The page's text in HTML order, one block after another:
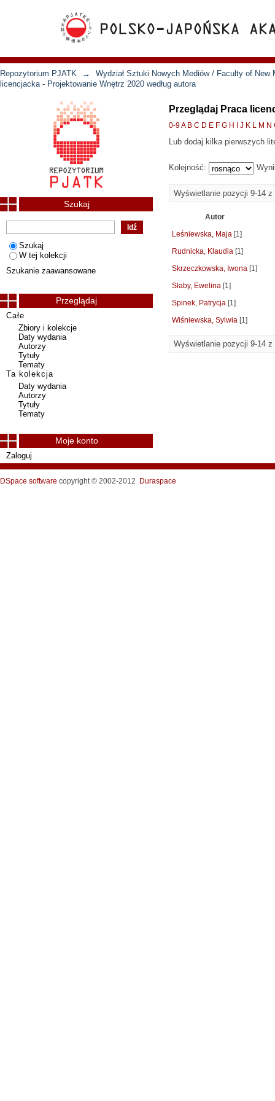
Repozytorium PJATK →
Wydział Sztuki Nowych Mediów / Faculty of New
licencjacka - Projektowanie Wnętrz 2020 według autora
Przeglądaj Praca
0-9A B C D E F G H J K L M N
Lub dodaj kilka pierwszych
Kolejność:
Wyświetlanie pozycji 9-14 z
Autor
Leśniewska, Maja [1]
Rudnicka, Klaudia [1]
Skrzeczkowska, Iwona [1]
Słaby, Ewelina [1]
Spinek, Patrycja [1]
Wiśniewska, Sylwia [1]
Wyświetlanie pozycji 9-14 z
Szukaj
Szukaj
W tej kolekcji
Szukanie zaawansowane
Przeglądaj
Całe
Zbiory i kolekcje
Daty wydania
Autorzy
Tytuły
Tematy
Ta kolekcja
Daty wydania
Autorzy
Tytuły
Tematy
Moje konto
Zaloguj
DSpace software copyright © 2002-2012 Duraspace